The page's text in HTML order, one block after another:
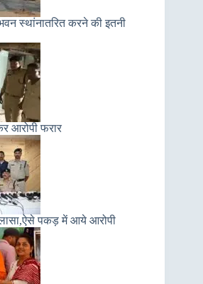
भवन स्थांनातरित करने की इतनी
आरोपी फरार
पकड़ में आये आरोपी